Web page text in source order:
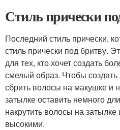
Стиль прически
Последний стиль прически,
стиль прически под бритву.
для тех, кто хочет создать
смелый образ. Чтобы создать
сбрить волосы на макушке и
затылке оставить немного
накрутить волосы на
высокими.